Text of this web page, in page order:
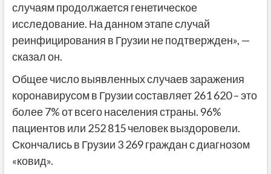
случаям продолжается генетическое
исследование. На данном этапе случай
реинфицирования в Грузии не подтвержден», —
сказал он.
Общее число выявленных случаев заражения
коронавирусом в Грузии составляет 261 620 – это
более 7% от всего населения страны. 96%
пациентов или 252 815 человек выздоровели.
Скончались в Грузии 3 269 граждан с диагнозом
«ковид».